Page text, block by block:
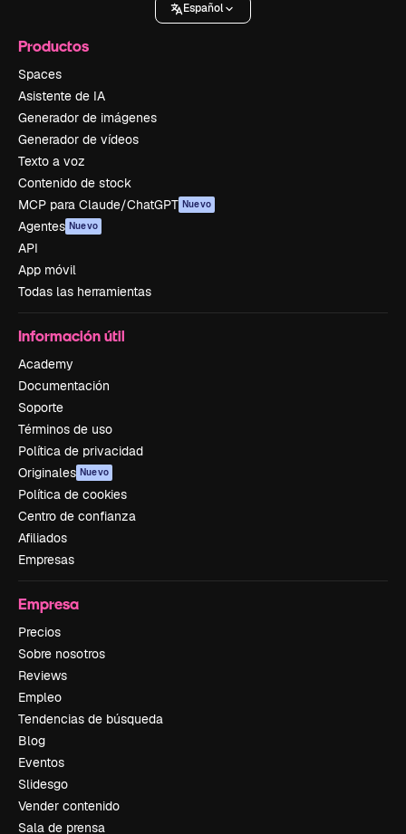
Español
Productos
Spaces
Asistente de IA
Generador de imágenes
Generador de vídeos
Texto a voz
Contenido de stock
MCP para Claude/ChatGPT Nuevo
Agentes Nuevo
API
App móvil
Todas las herramientas
Información útil
Academy
Documentación
Soporte
Términos de uso
Política de privacidad
Originales Nuevo
Política de cookies
Centro de confianza
Afiliados
Empresas
Empresa
Precios
Sobre nosotros
Reviews
Empleo
Tendencias de búsqueda
Blog
Eventos
Slidesgo
Vender contenido
Sala de prensa